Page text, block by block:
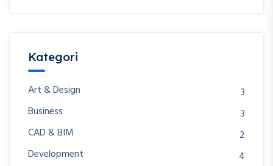
Kategori
Art & Design
3
Business
3
CAD & BIM
2
Development
4